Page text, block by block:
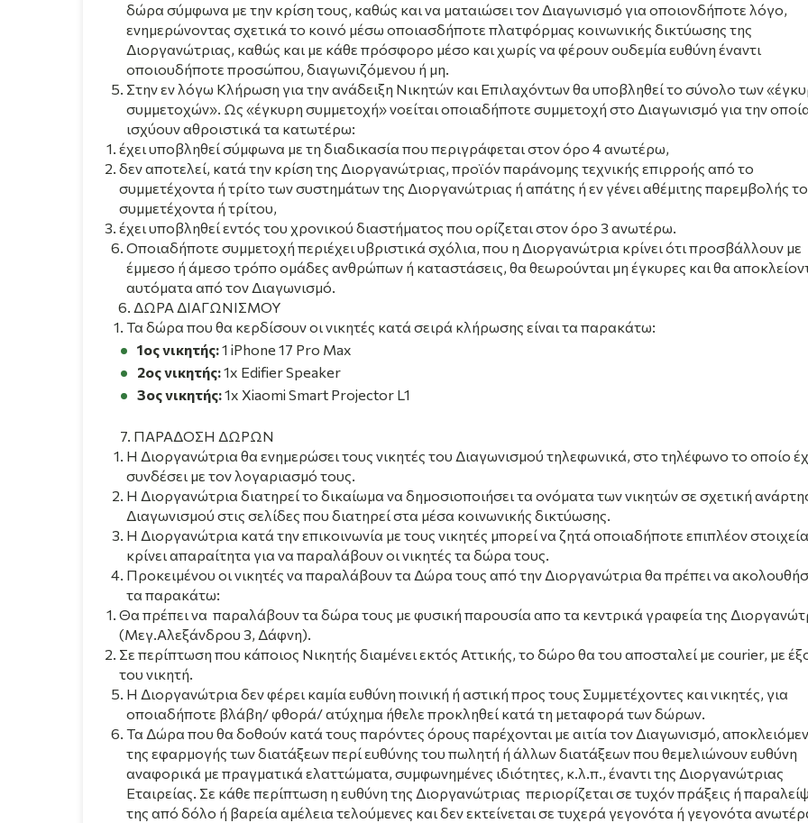
δώρα σύμφωνα με την κρίση τους, καθώς και να ματαιώσει τον Διαγωνισμό για οποιονδήποτε λόγο,
ενημερώνοντας σχετικά το κοινό μέσω οποιασδήποτε πλατφόρμας κοινωνικής δικτύωσης της
Διοργανώτριας, καθώς και με κάθε πρόσφορο μέσο και χωρίς να φέρουν ουδεμία ευθύνη έναντι
οποιουδήποτε προσώπου, διαγωνιζόμενου ή μη.
Στην εν λόγω Κλήρωση για την ανάδειξη Νικητών και Επιλαχόντων θα υποβληθεί το σύνολο των
συμμετοχών». Ως «έγκυρη συμμετοχή» νοείται οποιαδήποτε συμμετοχή στο Διαγωνισμό για την
ισχύουν αθροιστικά τα κατωτέρω:
έχει υποβληθεί σύμφωνα με τη διαδικασία που περιγράφεται στον όρο 4 ανωτέρω,
δεν αποτελεί, κατά την κρίση της Διοργανώτριας, προϊόν παράνομης τεχνικής επιρροής από το
συμμετέχοντα ή τρίτο των συστημάτων της Διοργανώτριας ή απάτης ή εν γένει αθέμιτης παρεμβολής
συμμετέχοντα ή τρίτου,
έχει υποβληθεί εντός του χρονικού διαστήματος που ορίζεται στον όρο 3 ανωτέρω.
Οποιαδήποτε συμμετοχή περιέχει υβριστικά σχόλια, που η Διοργανώτρια κρίνει ότι προσβάλλουν με
έμμεσο ή άμεσο τρόπο ομάδες ανθρώπων ή καταστάσεις, θα θεωρούνται μη έγκυρες και θα
αυτόματα από τον Διαγωνισμό.
ΔΩΡΑ ΔΙΑΓΩΝΙΣΜΟΥ
Τα δώρα που θα κερδίσουν οι νικητές κατά σειρά κλήρωσης είναι τα παρακάτω:
1ος νικητής:1 iPhone 17 Pro Max
2ος νικητής:1x Edifier Speaker
3ος νικητής:1x Xiaomi Smart Projector L1
ΠΑΡΑΔΟΣΗ ΔΩΡΩΝ
H Διοργανώτρια θα ενημερώσει τους νικητές του Διαγωνισμού τηλεφωνικά, στο τηλέφωνο το οποίο
συνδέσει με τον λογαριασμό τους.
Η Διοργανώτρια διατηρεί το δικαίωμα να δημοσιοποιήσει τα ονόματα των νικητών σε σχετική
Διαγωνισμού στις σελίδες που διατηρεί στα μέσα κοινωνικής δικτύωσης.
Η Διοργανώτρια κατά την επικοινωνία με τους νικητές μπορεί να ζητά οποιαδήποτε επιπλέον στοιχεία
κρίνει απαραίτητα για να παραλάβουν οι νικητές τα δώρα τους.
Προκειμένου οι νικητές να παραλάβουν τα Δώρα τους από την Διοργανώτρια θα πρέπει να
τα παρακάτω:
Θα πρέπει να παραλάβουν τα δώρα τους με φυσική παρουσία απο τα κεντρικά γραφεία της
(Μεγ.Αλεξάνδρου 3, Δάφνη).
Σε περίπτωση που κάποιος Νικητής διαμένει εκτός Αττικής, το δώρο θα του αποσταλεί με courier, με
του νικητή.
Η Διοργανώτρια δεν φέρει καμία ευθύνη ποινική ή αστική προς τους Συμμετέχοντες και νικητές, για
οποιαδήποτε βλάβη/ φθορά/ ατύχημα ήθελε προκληθεί κατά τη μεταφορά των δώρων.
Τα Δώρα που θα δοθούν κατά τους παρόντες όρους παρέχονται με αιτία τον Διαγωνισμό,
της εφαρμογής των διατάξεων περί ευθύνης του πωλητή ή άλλων διατάξεων που θεμελιώνουν ευθύνη
αναφορικά με πραγματικά ελαττώματα, συμφωνημένες ιδιότητες, κ.λ.π., έναντι της Διοργανώτριας
Εταιρείας. Σε κάθε περίπτωση η ευθύνη της Διοργανώτριας περιορίζεται σε τυχόν πράξεις ή
της από δόλο ή βαρεία αμέλεια τελούμενες και δεν εκτείνεται σε τυχερά γεγονότα ή γεγονότα